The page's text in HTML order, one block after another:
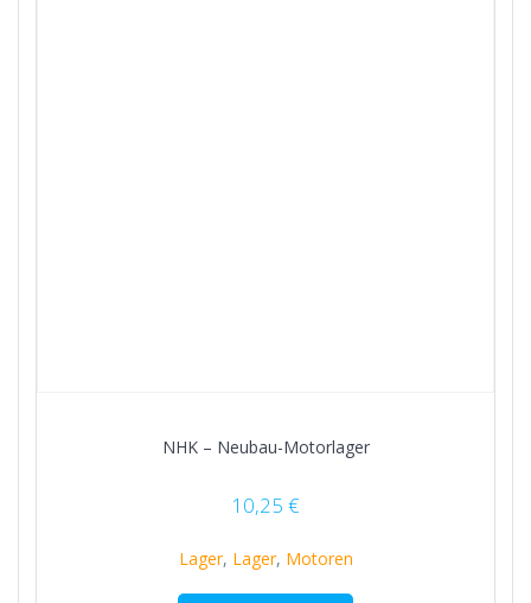
NHK – Neubau-Motorlager
10,25 €
Lager, Lager, Motoren